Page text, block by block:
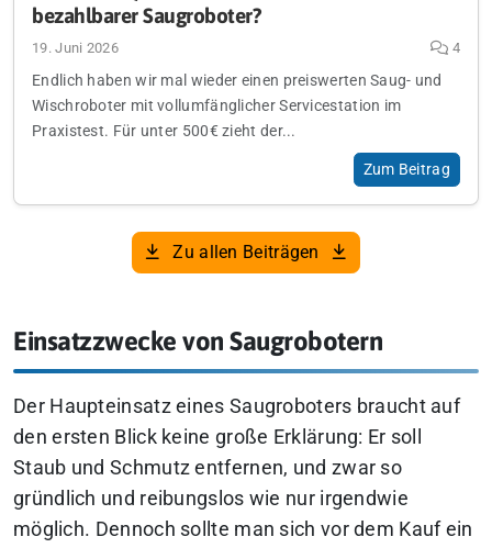
bezahlbarer Saugroboter?
19. Juni 2026 4
Endlich haben wir mal wieder einen preiswerten Saug- und
Wischroboter mit vollumfänglicher Servicestation im
Praxistest. Für unter 500€ zieht der...
Zum Beitrag
Zu allen Beiträgen
Einsatzzwecke von Saugrobotern
Der Haupteinsatz eines Saugroboters braucht auf
den ersten Blick keine große Erklärung: Er soll
Staub und Schmutz entfernen, und zwar so
gründlich und reibungslos wie nur irgendwie
möglich. Dennoch sollte man sich vor dem Kauf ein